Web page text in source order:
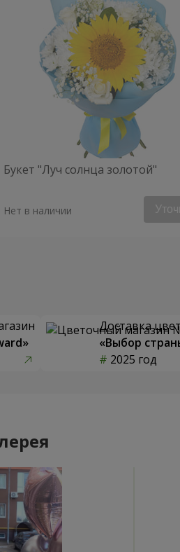
Букет "Луч солнца золотой"
Нет в наличии
Доставка
«Выбор
2025 год